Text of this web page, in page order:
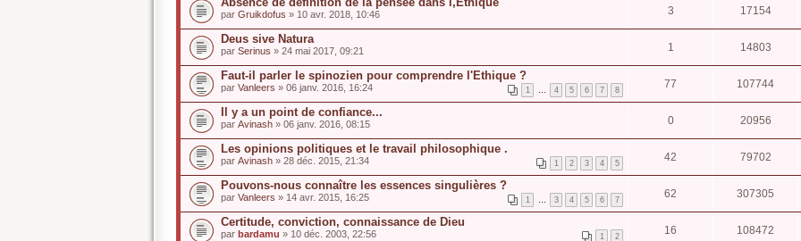
par Gruikdofus » 10 avr. 2018, 10:46 3 17154
Deus sive Natura
par Serinus » 24 mai 2017, 09:21 1 14803
Faut-il parler le spinozien pour comprendre l'Ethique ?
1 … 4 5 6 7 8
par Vanleers » 06 janv. 2016, 16:24 77 107744
Il y a un point de confiance...
par Avinash » 06 janv. 2016, 08:15 0 20956
Les opinions politiques et le travail philosophique .
1 2 3 4 5
par Avinash » 28 déc. 2015, 21:34 42 79702
Pouvons-nous connaître les essences singulières ?
1 … 3 4 5 6 7
par Vanleers » 14 avr. 2015, 16:25 62 307305
Certitude, conviction, connaissance de Dieu
1 2
par bardamu » 10 déc. 2003, 22:56 16 108472